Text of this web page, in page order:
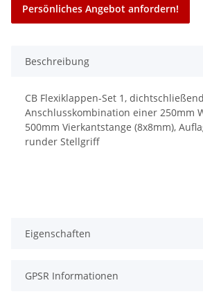
Persönliches Angebot anfordern!
Beschreibung
CB Flexiklappen-Set 1,
Anschlusskombination einer 250mm
500mm Vierkantstange (8x8mm),
runder Stellgriff
Eigenschaften
GPSR Informationen